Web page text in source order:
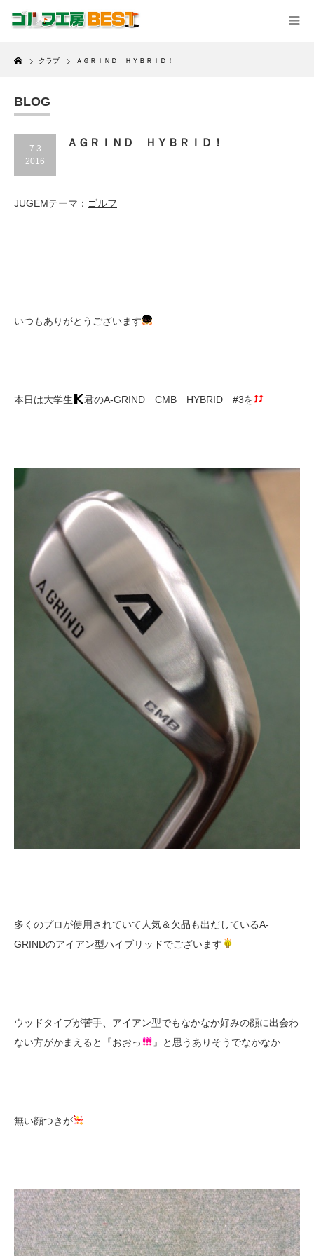
Home
クラブ ＡＧＲＩＮＤ ＨＹＢＲＩＤ！
BLOG
7.3
2016
ＡＧＲＩＮＤ ＨＹＢＲＩＤ！
JUGEMテーマ： ゴルフ
いつもありがとうございます
本日は大学生 君のA-GRIND CMB HYBRID #3を
多くのプロが使用されていて人気＆欠品も出だしているA-
GRINDのアイアン型ハイブリッドでございます
ウッドタイプが苦手、アイアン型でもなかなか好みの顔に出会わ
ない方がかまえると『おおっ
』と思うありそうでなかなか
無い顔つきが